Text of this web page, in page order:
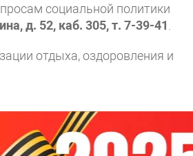
социальной политики
д. 52, каб. 305, т. 7-39-41
отдыха, оздоровления и